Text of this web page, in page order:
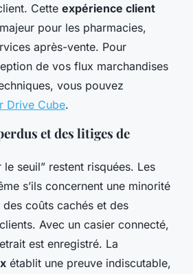
Cette expérience client
pour les pharmacies,
après-vente. Pour
de vos flux marchandises
vous pouvez
Drive Cube.
et des litiges de
le seuil” restent risquées. Les
s’ils concernent une minorité
coûts cachés et des
Avec un casier connecté,
est enregistré. La
établit une preuve indiscutable,